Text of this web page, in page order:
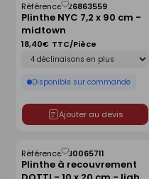
Plinthe NYC 7,2 x 90 cm -
midtown
Référence :26863559
Disponible sur commande
18,40€ TTC/Pièce
Ajouter au devis
Enregistrer
comme
liste
Plinthe à recouvrement
Référence :30065711
Enregistrer
comme
liste